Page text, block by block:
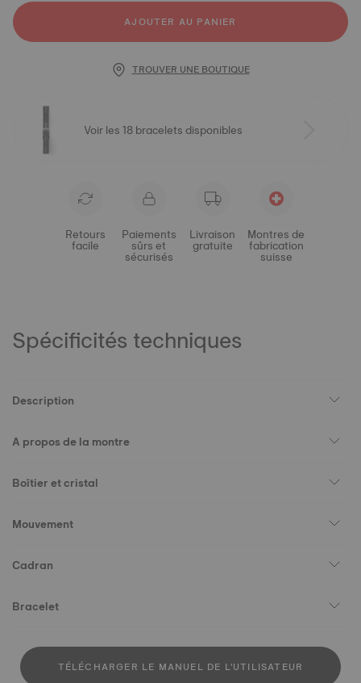
AJOUTER AU PANIER
TROUVER UNE BOUTIQUE
Voir les 18 bracelets disponibles
Retours
facile
Paiements
sûrs et
sécurisés
Livraison
gratuite
Montres de
fabrication
suisse
Spécificités techniques
Description
A propos de la montre
Boîtier et cristal
Mouvement
Cadran
Bracelet
TÉLÉCHARGER LE MANUEL DE L'UTILISATEUR